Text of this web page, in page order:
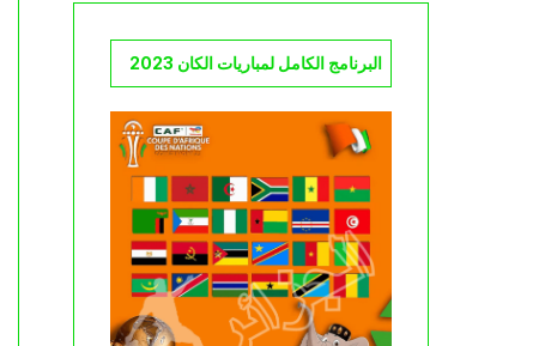
البرنامج الكامل لمباريات الكان 2023